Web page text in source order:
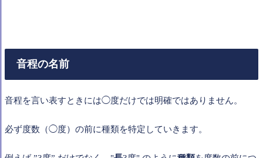
音程の名前
音程を言い表すときには◯度だけでは明確ではありません。
必ず度数（◯度）の前に種類を特定していきます。